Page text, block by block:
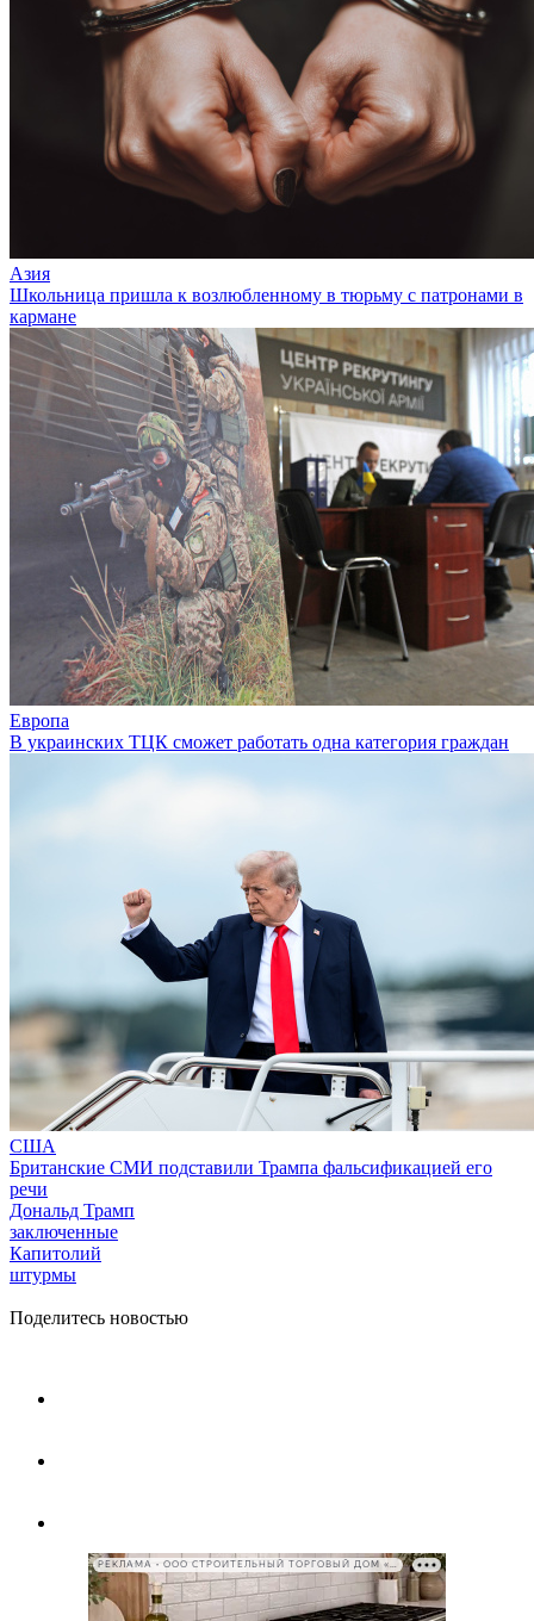
Азия
Школьница пришла к возлюбленному в тюрьму с патронами в
кармане
Европа
В украинских ТЦК сможет работать одна категория граждан
США
Британские СМИ подставили Трампа фальсификацией его
речи
Дональд Трамп
заключенные
Капитолий
штурмы
Поделитесь новостью
РЕКЛАМА • ООО СТРОИТЕЛЬНЫЙ ТОРГОВЫЙ ДОМ «ПЕТРОВИЧ», ИНН 7802348846